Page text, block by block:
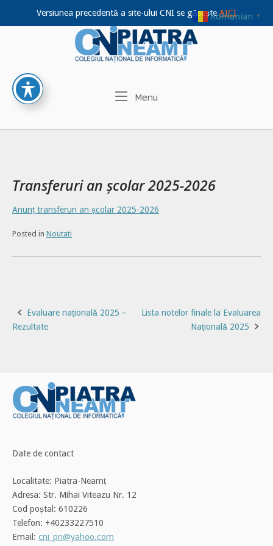
Versiunea precedentă a site-ului CNI se găseșteAICI
Home
Menu
Transferuri an școlar 2025-2026
Anunț transferuri an școlar 2025-2026
Posted in Noutati
Post
Evaluare națională 2025 –
Rezultate
Lista notelor finale la Evaluarea
Națională 2025
Date de contact
Localitate: Piatra-Neamț
Adresa: Str. Mihai Viteazu Nr. 12
Cod poștal: 610226
Telefon: +40233227510
Email: cni_pn@yahoo.com
Romanian ▼